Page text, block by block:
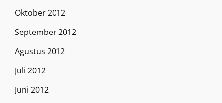
Oktober 2012
September 2012
Agustus 2012
Juli 2012
Juni 2012